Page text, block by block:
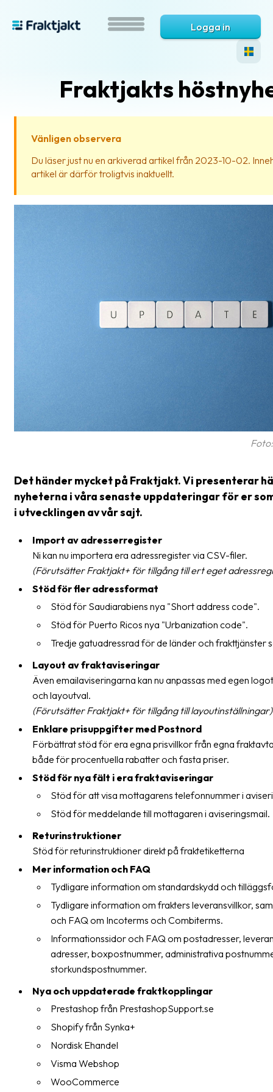
är
Skrivarinställningar
Tulldeklarationer
Upphämtningar
Streckkodsläsare
Kundtjänst
Om
företaget
Om
Fraktjakt
Medarbetare
karriär
Nyhetsarkiv
Kontakta
oss
Allmänna
villkor
Integritet
Förbjudet
och
innehåll
Logga in
Fraktjakts
Vänligen observera
Du läser just nu en arkiverad artikel från 2023-10-02.
artikel är därför troligtvis inaktuellt.
Det händer mycket på Fraktjakt. Vi presenterar
nyheterna i våra senaste uppdateringar för er
i utvecklingen av vår sajt.
Import av adresserregister
Ni kan nu importera era adressregister via CSV-filer.
(Förutsätter Fraktjakt+ för tillgång till ert eget
Stöd för fler adressformat
Stöd för Saudiarabiens nya "Short address code".
Stöd för Puerto Ricos nya "Urbanization code".
Tredje gatuadressrad för de länder och frakttjänster
Layout av fraktaviseringar
Även emailaviseringarna kan nu anpassas med egen
och layoutval.
(Förutsätter Fraktjakt+ för tillgång till layoutinställningar)
Enklare prisuppgifter med Postnord
Förbättrat stöd för era egna prisvillkor från egna
både för procentuella rabatter och fasta priser.
Stöd för nya fält i era fraktaviseringar
Stöd för att visa mottagarens telefonnummer i
Stöd för meddelande till mottagaren i aviseringsmail.
Returinstruktioner
Stöd för returinstruktioner direkt på fraktetiketterna
Mer information och FAQ
Tydligare information om standardskydd och
Tydligare information om frakters leveransvillkor,
och FAQ om Incoterms och Combiterms.
Informationssidor och FAQ om postadresser,
adresser, boxpostnummer, administrativa
storkundspostnummer.
Nya och uppdaterade fraktkopplingar
Prestashop från PrestashopSupport.se
Shopify från Synka+
Nordisk Ehandel
Visma Webshop
WooCommerce